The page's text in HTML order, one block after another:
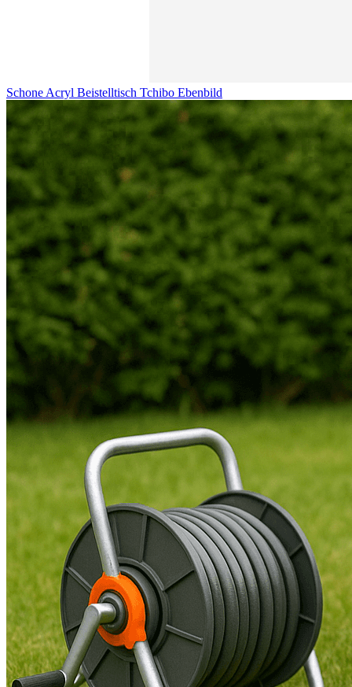
Schone Acryl Beistelltisch Tchibo Ebenbild